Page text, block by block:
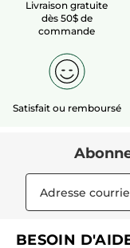
Livraison gratuite
dès 50$ de
commande
Satisfait ou remboursé
BESOIN